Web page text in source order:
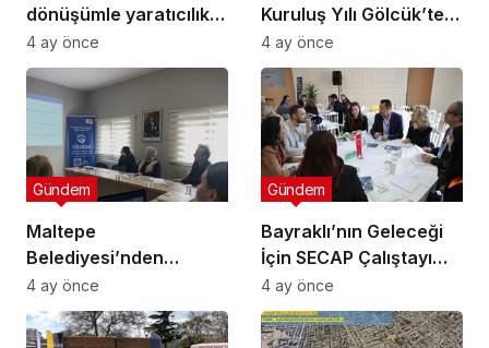
dönüşümle yaratıcılık
buluştu
4 ay önce
Kuruluş Yılı Gölcük’te
Törenle Kutlandı
4 ay önce
Maltepe
Belediyesi’nden
Muhtarlara Toplumsal
Cinsiyet Eşitliği
Semineri
Gündem
4 ay önce
Bayraklı’nın Geleceği
İçin SECAP Çalıştayı
Düzenlendi
Gündem
4 ay önce